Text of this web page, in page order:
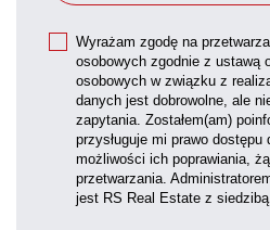
Wyrażam zgodę na
osobowych zgodnie z ustawą
osobowych w związku z
danych jest dobrowolne, ale
zapytania. Zostałem(am)
przysługuje mi prawo dostępu
możliwości ich poprawiania,
przetwarzania.
jest RS Real Estate z